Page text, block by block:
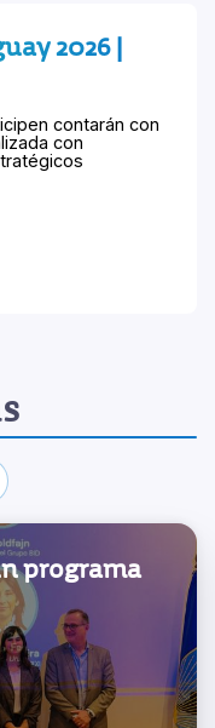
2026 |
contarán con
con
programa